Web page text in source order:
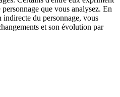
que vous analysez. En
indirecte du personnage, vous
et son évolution par